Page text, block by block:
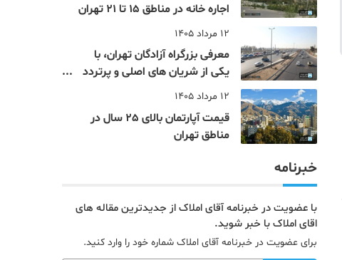
اجاره خانه در مناطق 15 تا 21 تهران
12 مرداد 1405
معرفی بزرگراه آزادگان تهران، با
یکی از شریان های اصلی و پرتردد
جنوب پایتخت آشنا شوید
12 مرداد 1405
قیمت آپارتمان بالای 25 سال در
مناطق تهران
خبرنامه
با عضویت در خبرنامه آقای املاک از جدیدترین مقاله های
اقای املاک با خبر شوید.
برای عضویت در خبرنامه آقای املاک شماره خود را وارد کنید.